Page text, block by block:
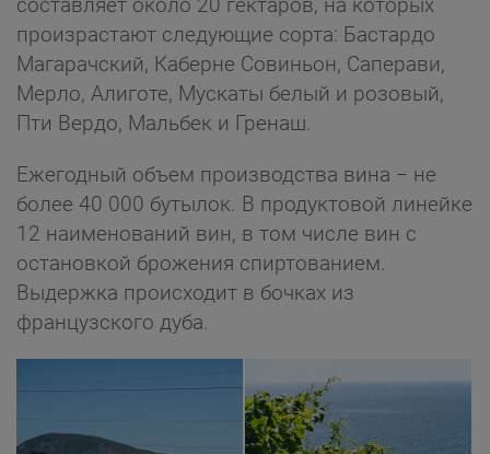
произрастают следующие сорта: Бастардо
Магарачский, Каберне Совиньон, Саперави,
Мерло, Алиготе, Мускаты белый и розовый,
Пти Вердо, Мальбек и Гренаш.
Ежегодный объем производства вина − не
более 40 000 бутылок. В продуктовой линейке
12 наименований вин, в том числе вин с
остановкой брожения спиртованием.
Выдержка происходит в бочках из
французского дуба.